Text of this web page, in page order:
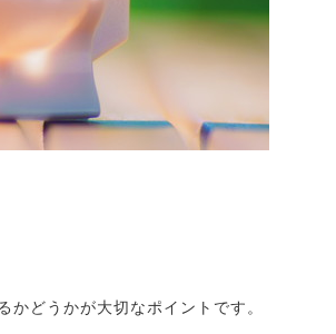
どうかが大切なポイントです。